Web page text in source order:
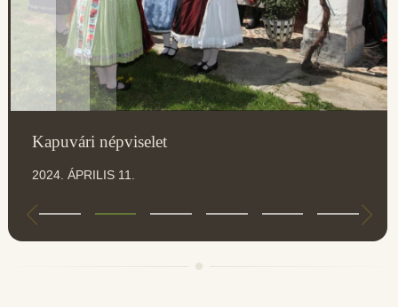
Kapuvári népviselet
2024. ÁPRILIS 11.